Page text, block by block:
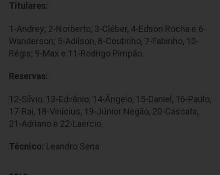
Titulares:
1-Andrey; 2-Norberto, 3-Cléber, 4-Edson Rocha e 6-
Wanderson; 5-Adilson, 8-Coutinho, 7-Fabinho, 10-
Régis; 9-Max e 11-Rodrigo Pimpão.
Reservas:
12-Sílvio, 13-Edvânio, 14-Ângelo, 15-Daniel, 16-Paulo,
17-Rai, 18-Vinícius, 19-Júnior Negão, 20-Cascata,
21-Adriano e 22-Laercio.
Técnico: Leandro Sena